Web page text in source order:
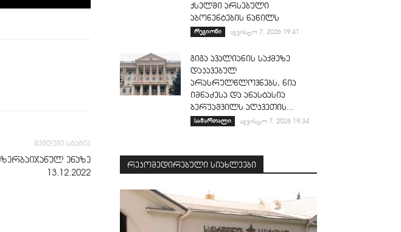
შემდეგი სტატია
ენაზე
13.12.2022
ქსელში არსებული
აბონენტების ნაწილს
რეგიონი აგვისტო 7, 2026 19:41
გიგა ავალიანის საქმეზე
დაკავებულ
არასრულწლოვნებს, ნია
იმნაძესა და ანასტასია
ბერუაშვილს აღკვეთის...
სამართალი აგვისტო 7, 2026 19:34
რეკომედირებული სიახლეები